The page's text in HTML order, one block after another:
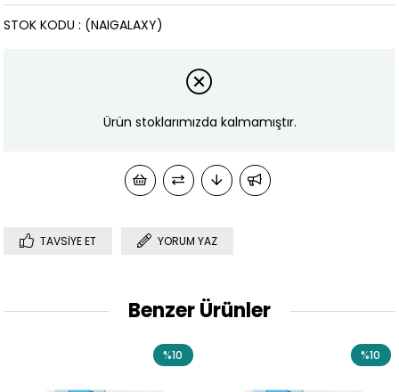
(NAIGALAXY)
STOK KODU
Ürün stoklarımızda kalmamıştır.
TAVSIYE ET YORUM YAZ
Benzer Ürünler
%10 %10